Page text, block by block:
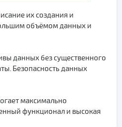
их создания и
объёмом данных и
данных без существенного
Безопасность данных
максимально
функционал и высокая